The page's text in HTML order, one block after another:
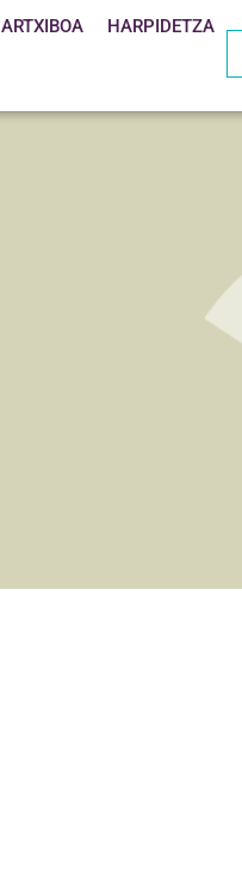
ARTXIBOA
HARPIDETZA